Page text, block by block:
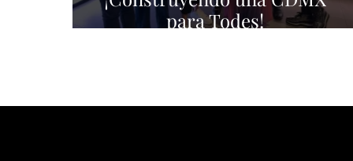
para Todes!